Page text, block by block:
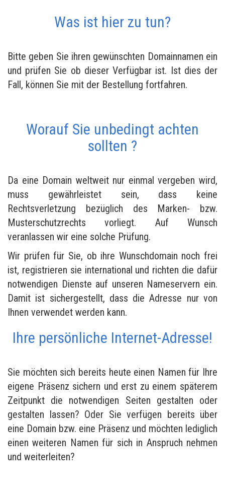
Was ist hier zu tun?
Bitte geben Sie ihren gewünschten Domainnamen ein
und prüfen Sie ob dieser Verfügbar ist. Ist dies der
Fall, können Sie mit der Bestellung fortfahren.
Worauf Sie unbedingt achten
sollten ?
Da eine Domain weltweit nur einmal vergeben wird,
muss gewährleistet sein, dass keine
Rechtsverletzung bezüglich des Marken- bzw.
Musterschutzrechts vorliegt. Auf Wunsch
veranlassen wir eine solche Prüfung.
Wir prüfen für Sie, ob ihre Wunschdomain noch frei
ist, registrieren sie international und richten die dafür
notwendigen Dienste auf unseren Nameservern ein.
Damit ist sichergestellt, dass die Adresse nur von
Ihnen verwendet werden kann.
Ihre persönliche Internet-Adresse!
Sie möchten sich bereits heute einen Namen für Ihre
eigene Präsenz sichern und erst zu einem späterem
Zeitpunkt die notwendigen Seiten gestalten oder
gestalten lassen? Oder Sie verfügen bereits über
eine Domain bzw. eine Präsenz und möchten lediglich
einen weiteren Namen für sich in Anspruch nehmen
und weiterleiten?